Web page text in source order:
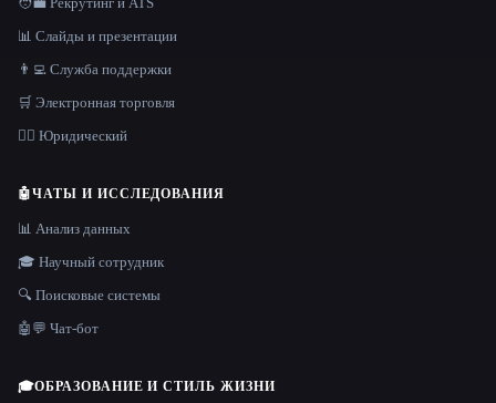
📊 Слайды и презентации
👨‍💻 Служба поддержки
🛒 Электронная торговля
👩‍⚖️ Юридический
🤖ЧАТЫ И ИССЛЕДОВАНИЯ
📊 Анализ данных
🎓 Научный сотрудник
🔍 Поисковые системы
🤖💬 Чат-бот
🎓ОБРАЗОВАНИЕ И СТИЛЬ ЖИЗНИ